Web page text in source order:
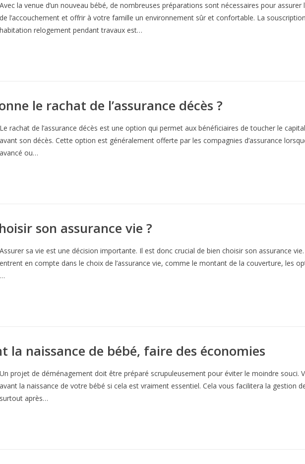
Avec la venue d’un nouveau bébé, de nombreuses préparations sont nécessaires pour
de l’accouchement et offrir à votre famille un environnement sûr et confortable. La
habitation relogement pendant travaux est…
le rachat de l’assurance décès ?
Le rachat de l’assurance décès est une option qui permet aux bénéficiaires de toucher le
avant son décès. Cette option est généralement offerte par les compagnies d’assurance
avancé ou…
son assurance vie ?
Assurer sa vie est une décision importante. Il est donc crucial de bien choisir son assurance
entrent en compte dans le choix de l’assurance vie, comme le montant de la couverture, les
…
la naissance de bébé, faire des économies
Un projet de déménagement doit être préparé scrupuleusement pour éviter le moindre souci.
avant la naissance de votre bébé si cela est vraiment essentiel. Cela vous facilitera la gestion
surtout après…